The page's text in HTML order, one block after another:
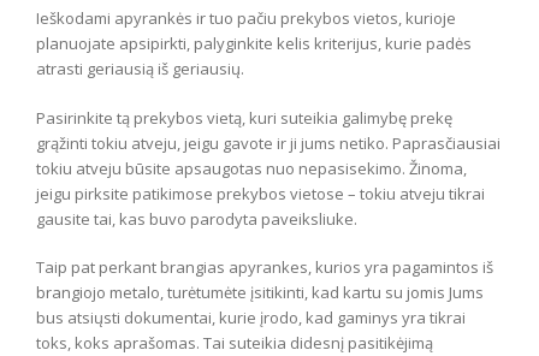
Ieškodami apyrankės ir tuo pačiu prekybos vietos, kurioje
planuojate apsipirkti, palyginkite kelis kriterijus, kurie padės
atrasti geriausią iš geriausių.
Pasirinkite tą prekybos vietą, kuri suteikia galimybę prekę
grąžinti tokiu atveju, jeigu gavote ir ji jums netiko. Paprasčiausiai
tokiu atveju būsite apsaugotas nuo nepasisekimo. Žinoma,
jeigu pirksite patikimose prekybos vietose – tokiu atveju tikrai
gausite tai, kas buvo parodyta paveiksliuke.
Taip pat perkant brangias apyrankes, kurios yra pagamintos iš
brangiojo metalo, turėtumėte įsitikinti, kad kartu su jomis Jums
bus atsiųsti dokumentai, kurie įrodo, kad gaminys yra tikrai
toks, koks aprašomas. Tai suteikia didesnį pasitikėjimą